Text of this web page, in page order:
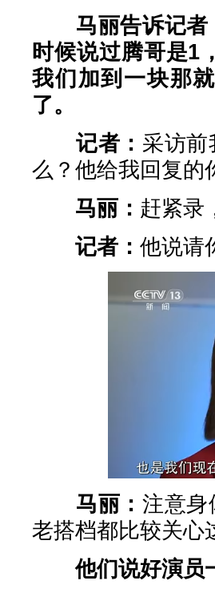
马丽告诉记
时候说过腾哥是1
我们加到一块那
了。
记者： 采访前
么？他给我回复的
马丽： 赶紧录
记者： 他说请
马丽： 注意身
老搭档都比较关心
他们说好演员